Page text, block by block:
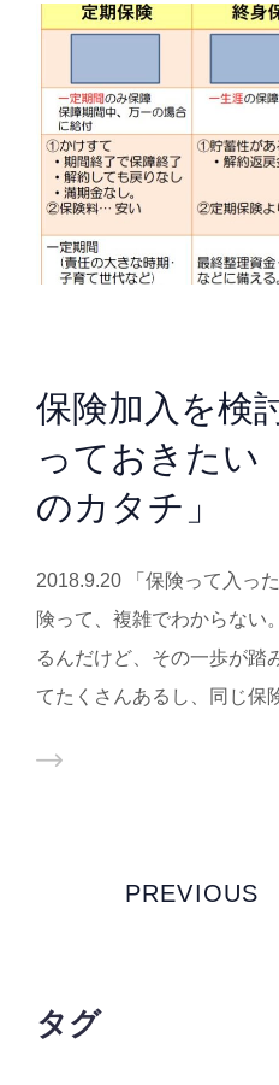
保険加入を検
っておきたい
のカタチ」
2018.9.20 「保険って入っ
険って、複雑でわからない
るんだけど、その一歩が
てたくさんあるし、同じ保
PREVIOUS
タグ